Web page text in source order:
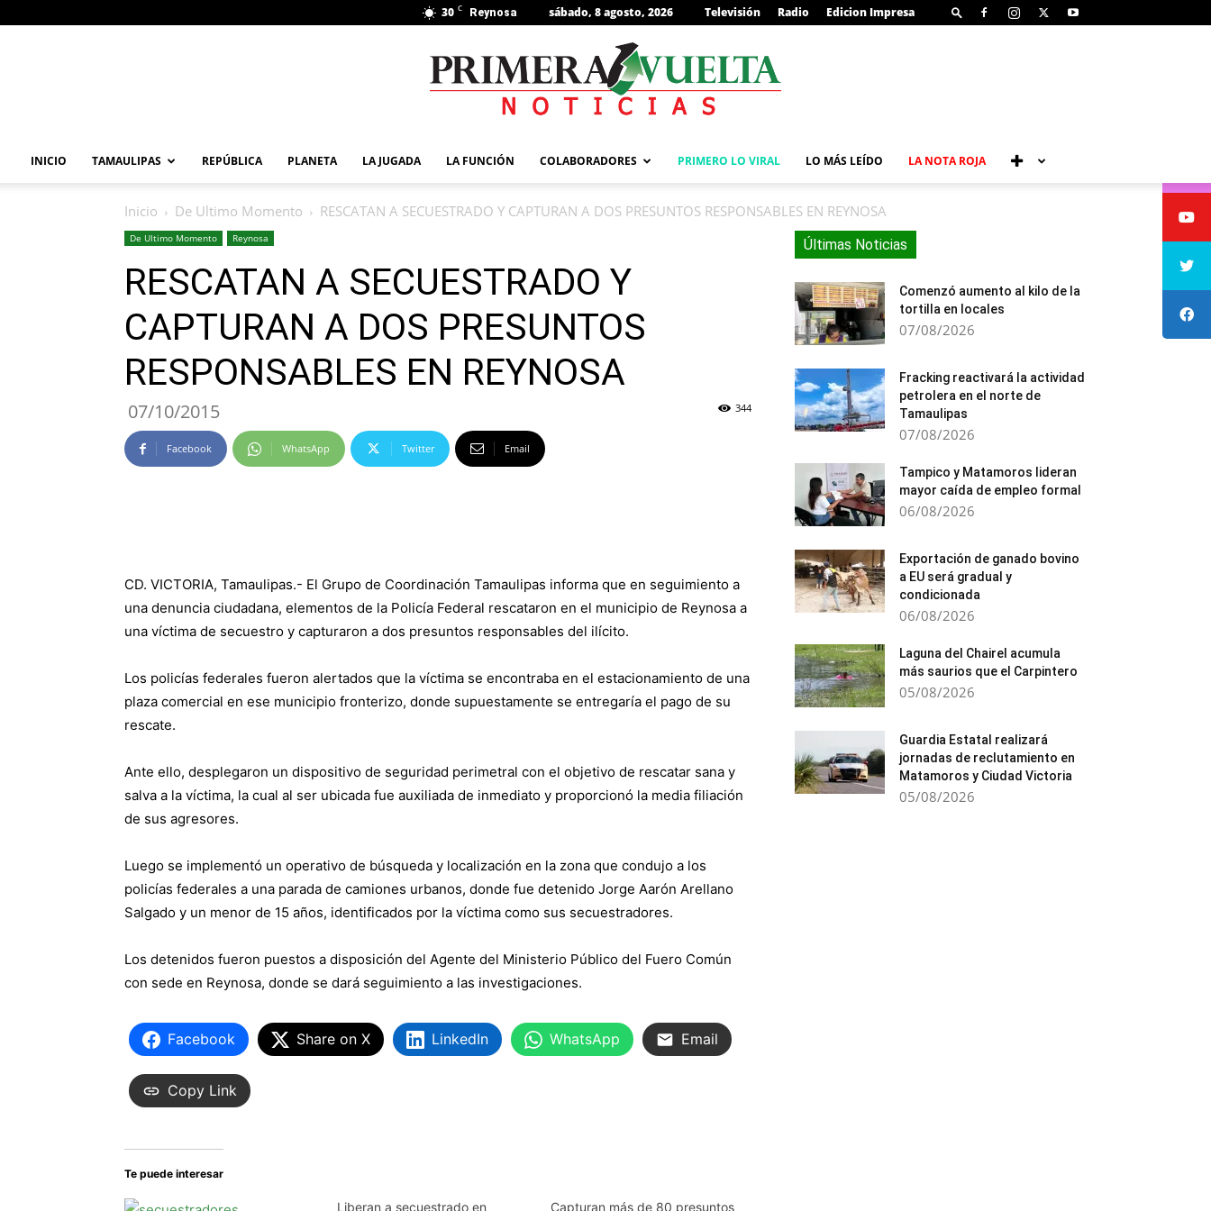
30 C Reynosa sábado, 8 agosto, 2026 Televisión Radio Edicion Impresa
INICIO TAMAULIPAS REPÚBLICA PLANETA LA JUGADA LA FUNCIÓN COLABORADORES PRIMERO LO VIRAL LO MÁS LEÍDO LA NOTA ROJA
Inicio De Ultimo Momento RESCATAN A SECUESTRADO Y CAPTURAN A DOS PRESUNTOS RESPONSABLES EN REYNOSA
De Ultimo Momento Reynosa
RESCATAN A SECUESTRADO Y
CAPTURAN A DOS PRESUNTOS
RESPONSABLES EN REYNOSA
07/10/2015 344
Facebook WhatsApp Twitter Email
CD. VICTORIA, Tamaulipas.- El Grupo de Coordinación Tamaulipas informa que en seguimiento a
una denuncia ciudadana, elementos de la Policía Federal rescataron en el municipio de Reynosa a
una víctima de secuestro y capturaron a dos presuntos responsables del ilícito.
Los policías federales fueron alertados que la víctima se encontraba en el estacionamiento de una
plaza comercial en ese municipio fronterizo, donde supuestamente se entregaría el pago de su
rescate.
Ante ello, desplegaron un dispositivo de seguridad perimetral con el objetivo de rescatar sana y
salva a la víctima, la cual al ser ubicada fue auxiliada de inmediato y proporcionó la media filiación
de sus agresores.
Luego se implementó un operativo de búsqueda y localización en la zona que condujo a los
policías federales a una parada de camiones urbanos, donde fue detenido Jorge Aarón Arellano
Salgado y un menor de 15 años, identificados por la víctima como sus secuestradores.
Los detenidos fueron puestos a disposición del Agente del Ministerio Público del Fuero Común
con sede en Reynosa, donde se dará seguimiento a las investigaciones.
Facebook Share on X LinkedIn WhatsApp Email
Copy Link
Te puede interesar
Liberan a secuestrado en
Capturan más de 80 presuntos
Últimas Noticias
Comenzó aumento al kilo de la
tortilla en locales
07/08/2026
Fracking reactivará la actividad
petrolera en el norte de
Tamaulipas
07/08/2026
Tampico y Matamoros lideran
mayor caída de empleo formal
06/08/2026
Exportación de ganado bovino
a EU será gradual y
condicionada
06/08/2026
Laguna del Chairel acumula
más saurios que el Carpintero
05/08/2026
Guardia Estatal realizará
jornadas de reclutamiento en
Matamoros y Ciudad Victoria
05/08/2026